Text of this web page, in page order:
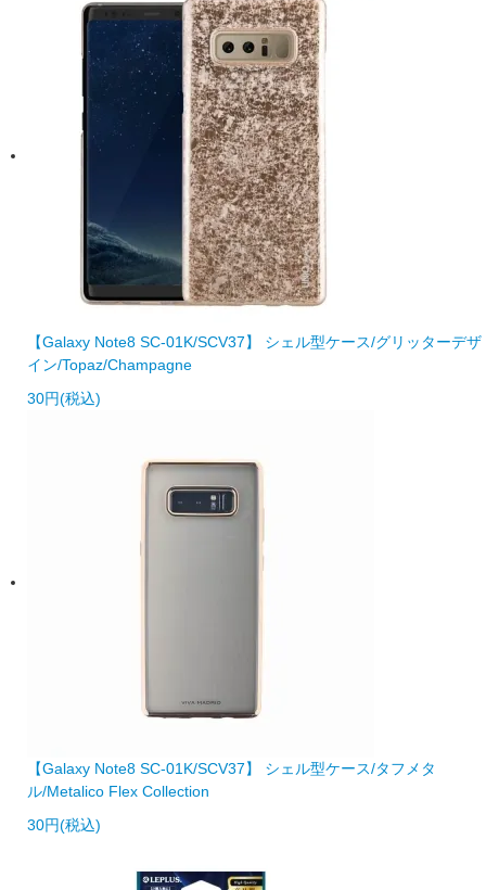
【Galaxy Note8 SC-01K/SCV37】 シェル型ケース/グリッターデザ
イン/Topaz/Champagne
30円(税込)
【Galaxy Note8 SC-01K/SCV37】 シェル型ケース/タフメタ
ル/Metalico Flex Collection
30円(税込)